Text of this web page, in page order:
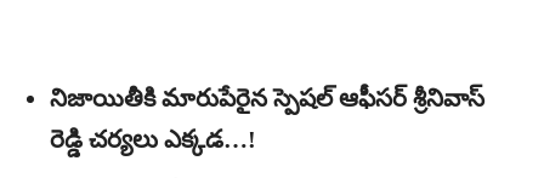
నిజాయితీకి మారుపేరైన స్పెషల్‌ ఆఫీసర్‌ శ్రీనివాస్‌
రెడ్డి చర్యలు ఎక్కడ…!